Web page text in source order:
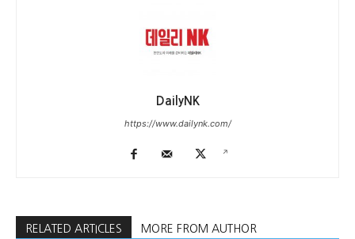
DailyNK
https://www.dailynk.com/
RELATED ARTICLES MORE FROM AUTHOR